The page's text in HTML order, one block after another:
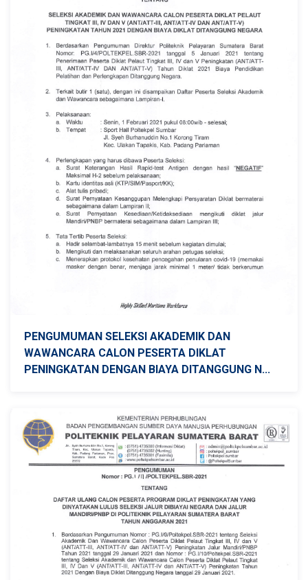
PENGUMUMAN SELEKSI AKADEMIK DAN
WAWANCARA CALON PESERTA DIKLAT
PENINGKATAN DENGAN BIAYA DITANGGUNG N...